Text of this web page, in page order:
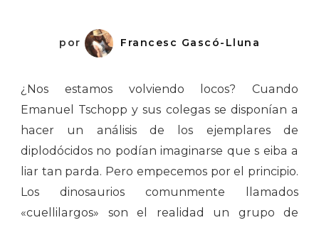
por Francesc Gascó-Lluna
¿Nos estamos volviendo locos? Cuando
Emanuel Tschopp y sus colegas se disponían a
hacer un análisis de los ejemplares de
diplodócidos no podían imaginarse que s eiba a
liar tan parda. Pero empecemos por el principio.
Los dinosaurios comunmente llamados
«cuellilargos» son el realidad un grupo de